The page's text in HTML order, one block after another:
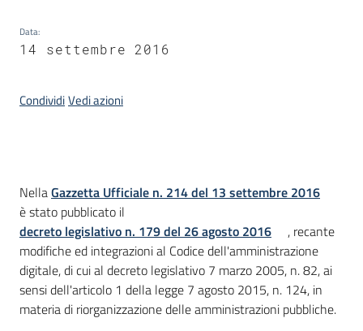
Contatti
Seguici
Data:
14 settembre 2016
CondividiVedi azioni
Introduzione
NellaGazzetta Ufficiale n. 214 del 13 settembre 2016
è stato pubblicato il
decreto legislativo n. 179 del 26 agosto 2016
, recante
modifiche ed integrazioni al Codice dell'amministrazione
digitale, di cui al decreto legislativo 7 marzo 2005, n. 82, ai
sensi dell'articolo 1 della legge 7 agosto 2015, n. 124, in
materia di riorganizzazione delle amministrazioni pubbliche.